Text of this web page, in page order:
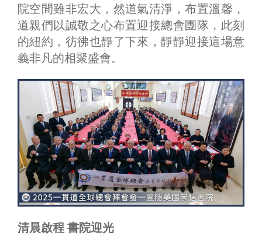
院空間雖非宏大，然道氣清淨，布置溫馨，
道親們以誠敬之心布置迎接總會團隊，此刻
的紐約，彷彿也靜了下來，靜靜迎接這場意
義非凡的相聚盛會。
清晨啟程 書院迎光